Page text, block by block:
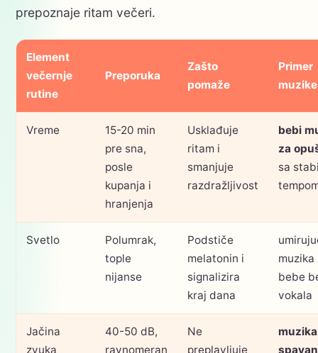
prepoznaje ritam večeri.
Element
večernje
rutine
Preporuka
Zašto
pomaže
Primer
muzike
Vreme
15-20 min
pre sna,
posle
kupanja i
hranjenja
Usklađuje
ritam i
smanjuje
razdražljivost
bebi
za
sa
Svetlo
Polumrak,
tople
nijanse
Podstiče
melatonin i
signalizira
kraj dana
muzika
bebe
vokala
Jačina
zvuka
40-50 dB,
ravnomeran
Ne
preplavljuje